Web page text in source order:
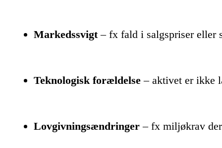
Markedssvigt– fx fald i salgspriser eller
Teknologisk forældelse – aktivet er ikke
Lovgivningsændringer – fx miljøkrav